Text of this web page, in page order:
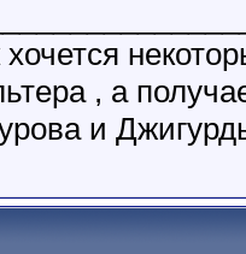
хочется
, а
и